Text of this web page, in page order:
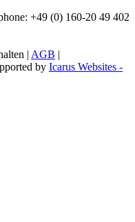
+49 (0) 160-20 49 402
| AGB |
by Icarus Websites -